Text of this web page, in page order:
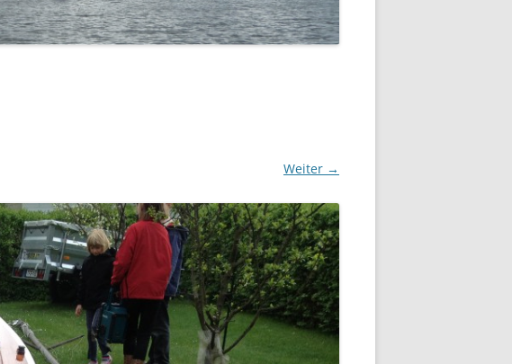
SOMMERFLOTTILLE 2023 –
„DÄNEMARK-INSEL BORNHOLM“
SOMMERFLOTTILLE 2015 –
POLNISCHE OSTSEE
SOMMERFLOTTILLE 2014 – RUND
HIDDENSEE
SOMMERFLOTILLE 2013 – RUND
USEDOM
Weiter →